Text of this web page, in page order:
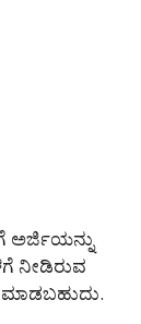
ಅರ್ಜಿಯನ್ನು
ನೀಡಿರುವ